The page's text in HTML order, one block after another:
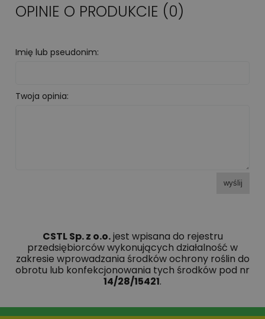
OPINIE O PRODUKCIE (0)
Imię lub pseudonim:
Twoja opinia:
wyślij
CSTL Sp. z o.o.jest wpisana do rejestru
przedsiębiorców wykonujących działalność w
zakresie wprowadzania środków ochrony roślin do
obrotu lub konfekcjonowania tych środków pod nr
14/28/15421.